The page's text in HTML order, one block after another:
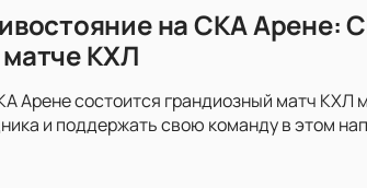
на СКА Арене:
КХЛ
Арене состоится грандиозный матч
и поддержать свою команду в этом